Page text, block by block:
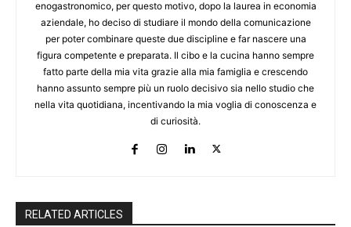
enogastronomico, per questo motivo, dopo la laurea in economia
aziendale, ho deciso di studiare il mondo della comunicazione
per poter combinare queste due discipline e far nascere una
figura competente e preparata. Il cibo e la cucina hanno sempre
fatto parte della mia vita grazie alla mia famiglia e crescendo
hanno assunto sempre più un ruolo decisivo sia nello studio che
nella vita quotidiana, incentivando la mia voglia di conoscenza e
di curiosità.
RELATED ARTICLES